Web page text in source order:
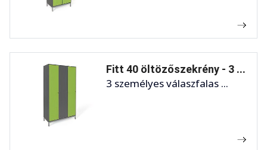
Fitt 40 öltözőszekrény - 3 ...
3 személyes válaszfalas ...